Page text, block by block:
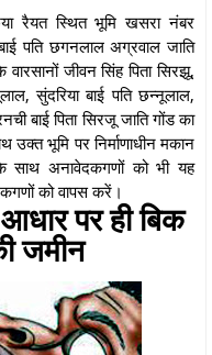
रैयत स्थित भूमि खसरा नंबर
पति छगनलाल अग्रवाल जाति
जीवन सिंह पिता सिरझू,
सुंदरिया बाई पति छन्नूलाल,
बाई पिता सिरजू जाति गोंड का
भूमि पर निर्माणाधीन मकान
अनावेदकगणों को भी यह
को वापस करें।
पर ही बिक
जमीन